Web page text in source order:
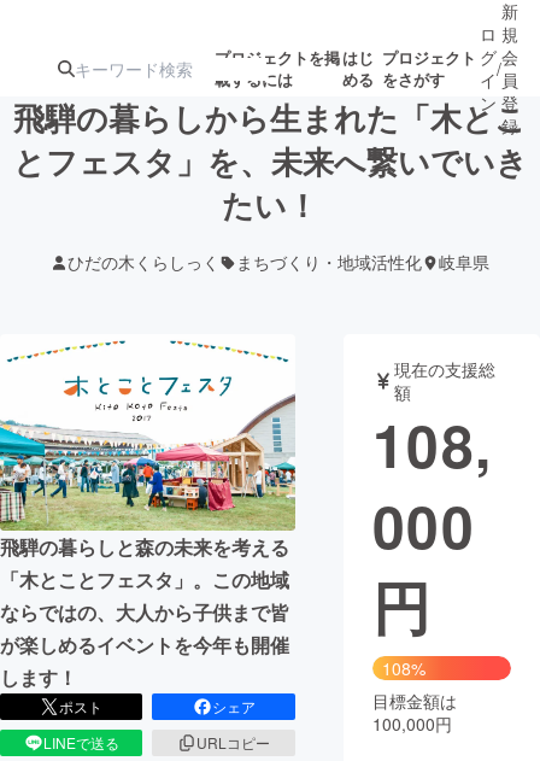
プロジェクトを掲
載するには
はじ
める
プロジェクト
をさがす
注目の新着プロ 募集終了が近いプ
テクノロジー・ガジェット
映像・映画 書籍・雑誌
ビジネス・起業 チャレンジ
まちづくり・地域活性化
CAMPFIRE for Social Good
CAMPFIRE Creation
CAMPFIREふるさと納税machi-ya コミュニティ
ロ
グ
イ
ン
/
新
規
会
員
登
録
飛騨の暮らしから生まれた「木とこ
とフェスタ」を、未来へ繋いでいき
たい！
ひだの木くらしっく まちづくり・地域活性化 岐阜県
飛騨の暮らしと森の未来を考える
「木とことフェスタ」。この地域
ならではの、大人から子供まで皆
が楽しめるイベントを今年も開催
します！
ポスト
シェア
LINEで送る
URLコピー
現在の支援総
額
108,
000
円
108%
目標金額は
100,000円